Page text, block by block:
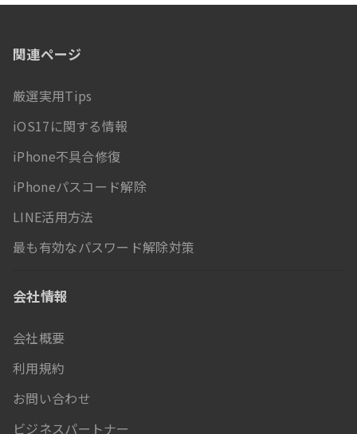
関連ページ
厳選実用Tips
iOS17に関する情報
iPhone不具合修復
iPhoneパスコード解除
LINE活用方法
最も有効なパスワード解除対策
会社情報
会社概要
利用規約
お問い合わせ
ビジネスパートナー